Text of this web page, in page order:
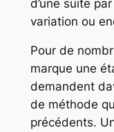
d’une suite
variation ou
Pour de
marque une
demandent
de méthode
précédents.